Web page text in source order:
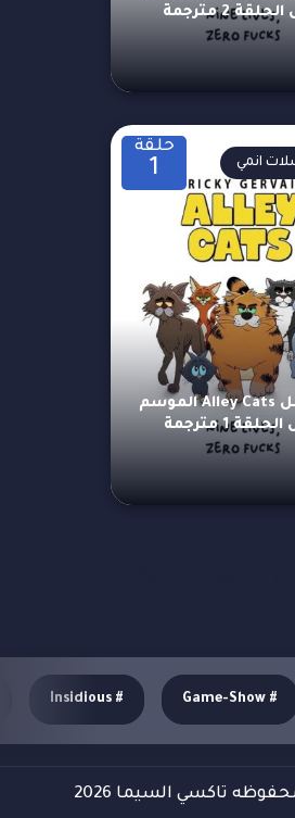
2 مترجمة
حلقة
1
مسلسل Alley Cats الموسم
1 مترجمة
انمي
#
Game-Show
#
Insidious
تاكسي السيما 2026